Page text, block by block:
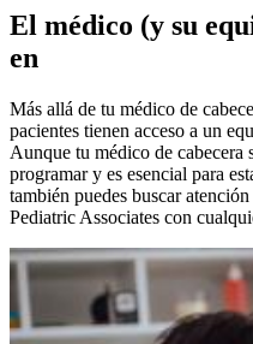
El médico (y su
en
Más allá de tu médico de
pacientes tienen acceso a un
Aunque tu médico de cabecera
programar y es esencial para
también puedes buscar
Pediatric Associates con